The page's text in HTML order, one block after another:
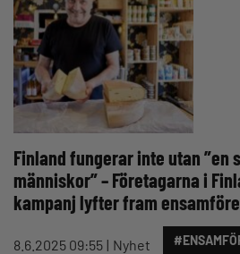
Finland fungerar inte utan ”en
människor” – Företagarna i
kampanj lyfter fram
8.6.2025 09:55 Nyhet